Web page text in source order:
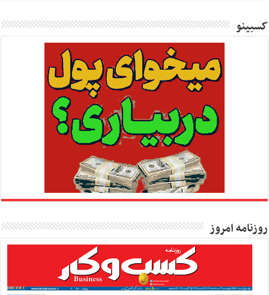
کسبینو
روزنامه امروز